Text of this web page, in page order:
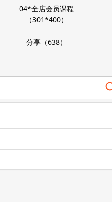
04*全店会员课程
（301*400）
分享（638）